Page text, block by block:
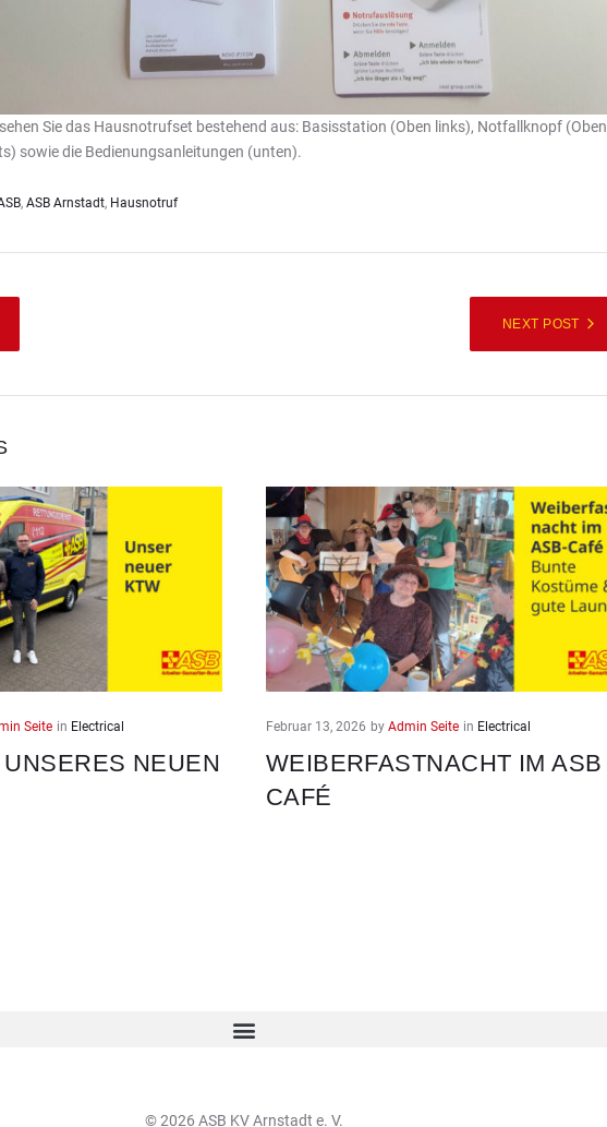
Sie das Hausnotrufset bestehend aus: Basisstation (Oben links), Notfallknopf (Oben
sowie die Bedienungsanleitungen (unten).
, ASB Arnstadt, Hausnotruf
NEXT POST
Seite in Electrical
NEUEN
Februar 13, 2026 by Admin Seite in Electrical
WEIBERFASTNACHT IM ASB
CAFÉ
© 2026 ASB KV Arnstadt e. V.